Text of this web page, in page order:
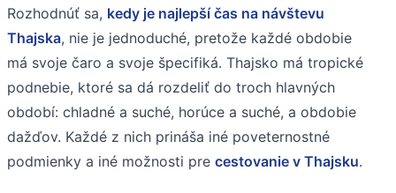
Rozhodnúť sa, kedy je najlepší čas na návštevu
Thajska, nie je jednoduché, pretože každé obdobie
má svoje čaro a svoje špecifiká. Thajsko má tropické
podnebie, ktoré sa dá rozdeliť do troch hlavných
období: chladné a suché, horúce a suché, a obdobie
dažďov. Každé z nich prináša iné poveternostné
podmienky a iné možnosti pre cestovanie v Thajsku.